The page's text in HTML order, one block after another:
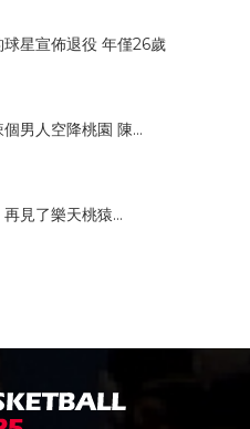
星宣佈退役 年僅26歲
男人空降桃園 陳...
見了樂天桃猿...